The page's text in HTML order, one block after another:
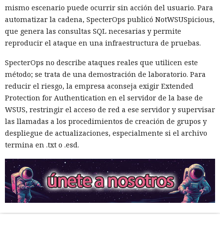
mismo escenario puede ocurrir sin acción del usuario. Para
automatizar la cadena, SpecterOps publicó NotWSUSpicious,
que genera las consultas SQL necesarias y permite
reproducir el ataque en una infraestructura de pruebas.
SpecterOps no describe ataques reales que utilicen este
método; se trata de una demostración de laboratorio. Para
reducir el riesgo, la empresa aconseja exigir Extended
Protection for Authentication en el servidor de la base de
WSUS, restringir el acceso de red a ese servidor y supervisar
las llamadas a los procedimientos de creación de grupos y
despliegue de actualizaciones, especialmente si el archivo
termina en .txt o .esd.